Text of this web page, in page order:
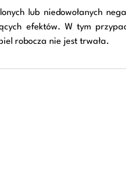
lub niedowołanych
efektów. W tym
robocza nie jest trwała.